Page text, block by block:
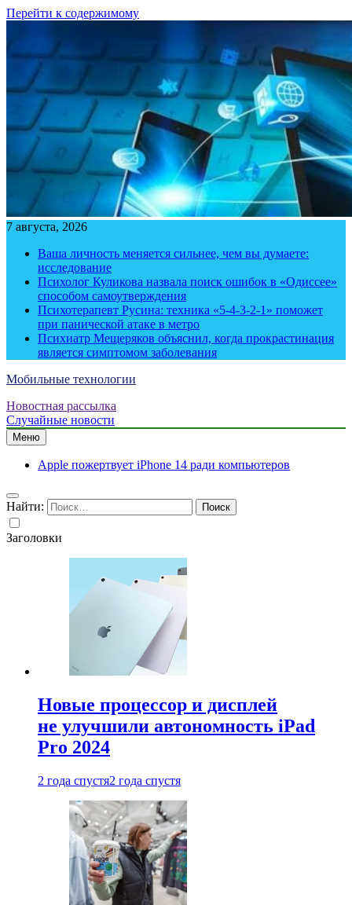
Перейти к содержимому
7 августа, 2026
Ваша личность меняется сильнее, чем вы думаете:
исследование
Психолог Куликова назвала поиск ошибок в «Одиссее»
способом самоутверждения
Психотерапевт Русина: техника «5-4-3-2-1» поможет
при панической атаке в метро
Психиатр Мещеряков объяснил, когда прокрастинация
является симптомом заболевания
Мобильные технологии
Новостная рассылка
Случайные новости
Меню
Apple пожертвует iPhone 14 ради компьютеров
Найти:
Заголовки
Новые процессор и дисплей
не улучшили автономность iPad
Pro 2024
2 года спустя2 года спустя